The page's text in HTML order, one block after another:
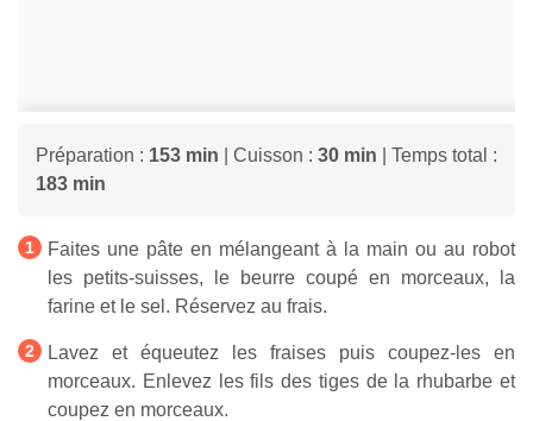
Préparation : 153 min | Cuisson : 30 min | Temps total :
183 min
Faites une pâte en mélangeant à la main ou au robot
les petits-suisses, le beurre coupé en morceaux, la
farine et le sel. Réservez au frais.
Lavez et équeutez les fraises puis coupez-les en
morceaux. Enlevez les fils des tiges de la rhubarbe et
coupez en morceaux.